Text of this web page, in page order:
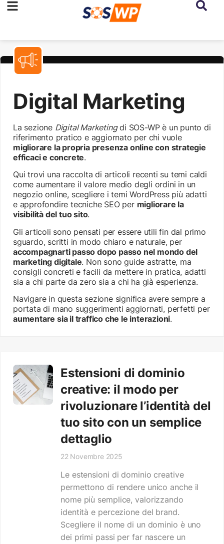
Digital Marketing
La sezione Digital Marketingdi SOS-WP è un punto di
riferimento pratico e aggiornato per chi vuole
migliorare la propria presenza online con strategie
efficaci e concrete.
Qui trovi una raccolta di articoli recenti su temi caldi
come aumentare il valore medio degli ordini in un
negozio online, scegliere i temi WordPress più adatti
e approfondire tecniche SEO per migliorare la
visibilità del tuo sito.
Gli articoli sono pensati per essere utili fin dal primo
sguardo, scritti in modo chiaro e naturale, per
accompagnarti passo dopo passo nel mondo del
marketing digitale. Non sono guide astratte, ma
consigli concreti e facili da mettere in pratica, adatti
sia a chi parte da zero sia a chi ha già esperienza.
Navigare in questa sezione significa avere sempre a
portata di mano suggerimenti aggiornati, perfetti per
aumentare sia il traffico che le interazioni.
Estensioni di dominio
creative: il modo per
rivoluzionare l’identità del
tuo sito con un semplice
dettaglio
22 Novembre 2025
Le estensioni di dominio creative
permettono di rendere unico anche il
nome più semplice, valorizzando
identità e percezione del brand.
Scegliere il nome di un dominio è uno
dei primi passi per far nascere un